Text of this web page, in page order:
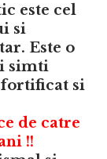
este cel
si
Este o
simti
si
de catre
!!